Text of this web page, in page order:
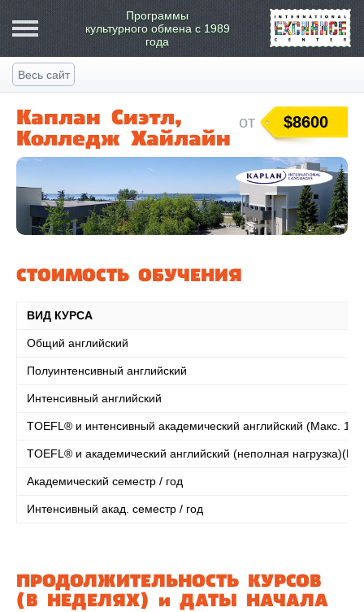
Программы
культурного обменас 1989
года
Весь сайт
от $8600
Каплан Сиэтл,
Колледж Хайлайн
СТОИМОСТЬ ОБУЧЕНИЯ
ВИД КУРСА
Общий английский
Полуинтенсивный английский
Интенсивный английский
TOEFL® и интенсивный академический английский (Макс. 16
TOEFL® и академический английский (неполная
Академический семестр / год
Интенсивный акад. семестр / год
ПРОДОЛЖИТЕЛЬНОСТЬ КУРСОВ
(В НЕДЕЛЯХ) и ДАТЫ НАЧАЛА